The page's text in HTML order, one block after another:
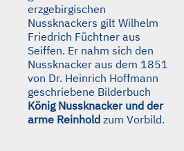
erzgebirgischen
Nussknackers gilt Wilhelm
Friedrich Füchtner aus
Seiffen. Er nahm sich den
Nussknacker aus dem 1851
von Dr. Heinrich Hoffmann
geschriebene Bilderbuch
König Nussknacker und der
arme Reinhold zum Vorbild.